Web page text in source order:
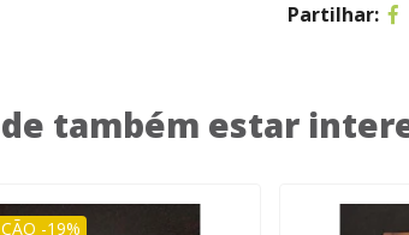
Partilhar:
também estar
-19%